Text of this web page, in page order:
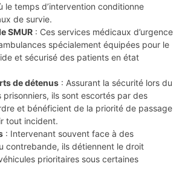
le temps d’intervention conditionne
de survie.
SMUR : Ces services médicaux d’urgence
spécialement équipées pour le
et sécurisé des patients en état
de détenus : Assurant la sécurité lors du
ils sont escortés par des
et bénéficient de la priorité de passage
tout incident.
: Intervenant souvent face à des
contrebande, ils détiennent le droit
prioritaires sous certaines